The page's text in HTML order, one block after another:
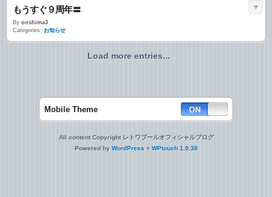
もうすぐ９周年〓
By ooshima3
Categories: お知らせ
Load more entries...
Mobile Theme
All content Copyright レトワブールオフィシャルブログ
Powered by WordPress + WPtouch 1.9.38